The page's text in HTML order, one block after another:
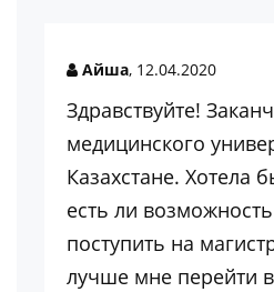
Айша, 12.04.2020
Здравствуйте!
медицинского
Казахстане. Хотела
есть ли
поступить на
лучше мне перейти